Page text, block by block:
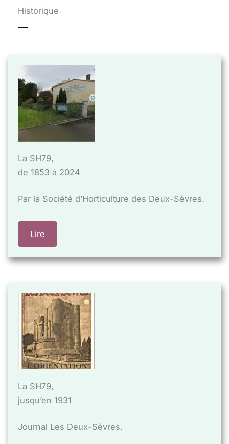
Historique
La SH79,
de 1853 à 2024
Par la Société d’Horticulture des Deux-Sèvres.
Lire
La SH79,
jusqu’en 1931
Journal Les Deux-Sèvres.